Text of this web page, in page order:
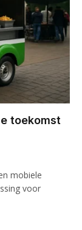
toekomst
mobiele
voor